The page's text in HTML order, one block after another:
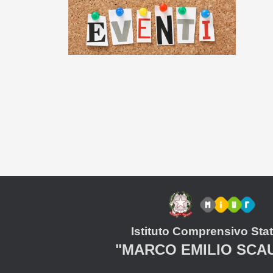
Istituto Comprensivo
"MARCO EMILIO